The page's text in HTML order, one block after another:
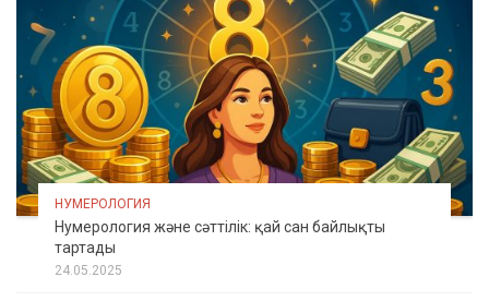
НУМЕРОЛОГИЯ
Нумерология және сәттілік: қай сан байлықты
тартады
24.05.2025